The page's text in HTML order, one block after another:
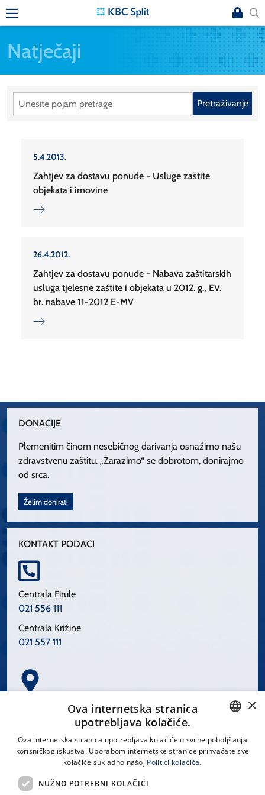
Natječaji
Pretraživanje
5.4.2013.
Zahtjev za dostavu ponude - Usluge zaštite
objekata i imovine
26.4.2012.
Zahtjev za dostavu ponude - Nabava zaštitarskih
usluga tjelesne zaštite i objekata u 2012. g., EV.
br. nabave 11-2012 E-MV
DONACIJE
Plemenitim činom nesebičnog darivanja osnažimo našu
zdravstvenu zaštitu. „Zarazimo“ se dobrotom, donirajmo
od srca.
Želim donirati
KONTAKT PODACI
Centrala Firule
021 556 111
Centrala Križine
021 557 111
Spinčićeva 1, 21000 Split
CROATIAN
×
Ova internetska stranica
upotrebljava kolačiće.
Ova internetska stranica upotrebljava kolačiće u svrhe poboljšanja
korisničkog iskustva. Uporabom internetske stranice prihvaćate sve
kolačiće sukladno našoj Politici kolačića.
NUŽNO POTREBNI KOLAČIĆI